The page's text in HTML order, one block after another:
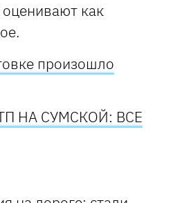
как
произошло
НА СУМСКОЙ: ВСЕ